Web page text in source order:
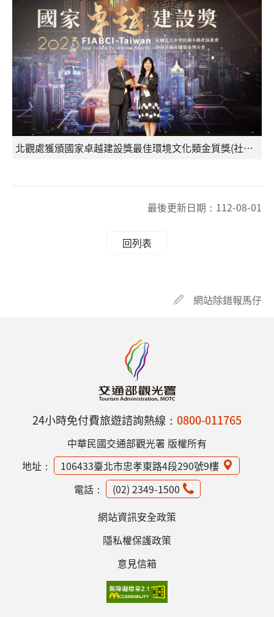
北觀處獲頒國家卓越建設獎最佳環境文化類金質獎(社團法人中華民國不動產協進會提供)
最後更新日期： 112-08-01
回列表
網站除錯報馬仔
24小時免付費旅遊諮詢熱線： 0800-011765
中華民國交通部觀光署 版權所有
地址：
106433臺北市忠孝東路4段290號9樓
電話：
(02) 2349-1500
網站資訊安全政策
隱私權保護政策
意見信箱